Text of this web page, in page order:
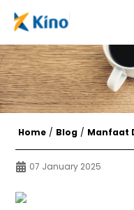
Home / Blog / Manfaat
07 January 2025